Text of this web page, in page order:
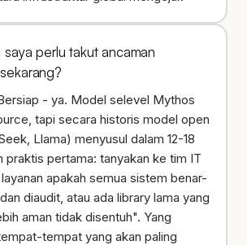
saya perlu takut ancaman
- ya. Model selevel Mythos
tapi secara historis model open
Llama) menyusul dalam 12-18
praktis pertama: tanyakan ke tim IT
apakah semua sistem benar-
diaudit, atau ada library lama yang
aman tidak disentuh". Yang
tempat yang akan paling